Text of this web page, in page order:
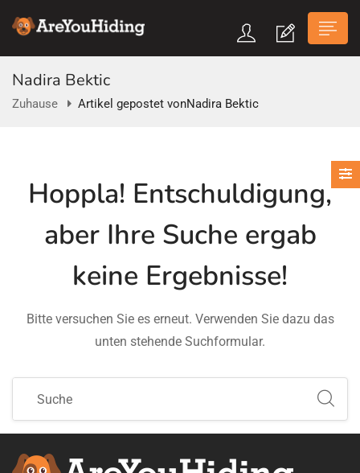
Nadira Bektic
Zuhause Artikel gepostet vonNadira Bektic
Hoppla! Entschuldigung,
aber Ihre Suche ergab
keine Ergebnisse!
Bitte versuchen Sie es erneut. Verwenden Sie dazu das
unten stehende Suchformular.